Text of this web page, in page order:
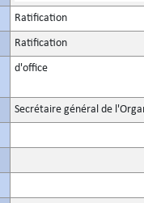
Ratification
Ratification
d'office
Secrétaire général de